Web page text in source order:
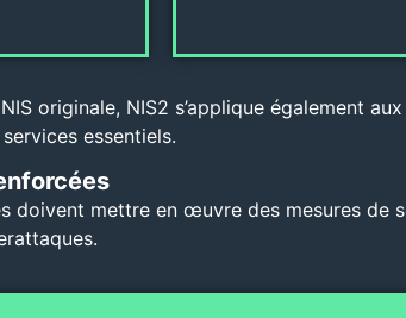
originale, NIS2 s’applique également
essentiels.
doivent mettre en œuvre des mesures